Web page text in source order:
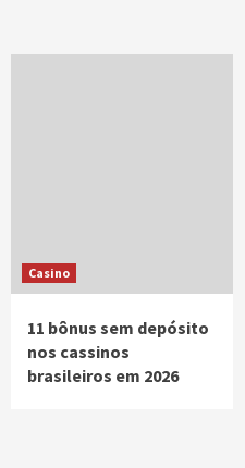
Casino
11 bônus sem depósito
nos cassinos
brasileiros em 2026